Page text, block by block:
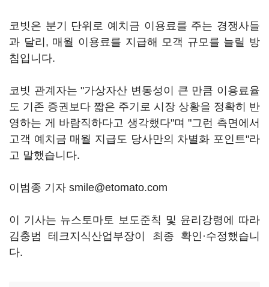
코빗은 분기 단위로 예치금 이용료를 주는 경쟁사들
과 달리, 매월 이용료를 지급해 모객 규모를 늘릴 방
침입니다.
코빗 관계자는 "가상자산 변동성이 큰 만큼 이용료율
도 기존 증권보다 짧은 주기로 시장 상황을 정확히 반
영하는 게 바람직하다고 생각했다"며 "그런 측면에서
고객 예치금 매월 지급도 당사만의 차별화 포인트"라
고 말했습니다.
이범종 기자 smile@etomato.com
이 기사는 뉴스토마토 보도준칙 및 윤리강령에 따라
김충범 테크지식산업부장이 최종 확인·수정했습니
다.